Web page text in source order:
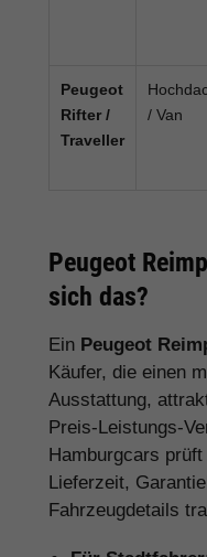
Peugeot
Rifter /
Traveller
/ Van
Peugeot
sich das?
Ein Peugeot
Käufer, die einen
Ausstattung,
Preis-Leistungs-
Hamburgcars
Lieferzeit,
Fahrzeugdetails